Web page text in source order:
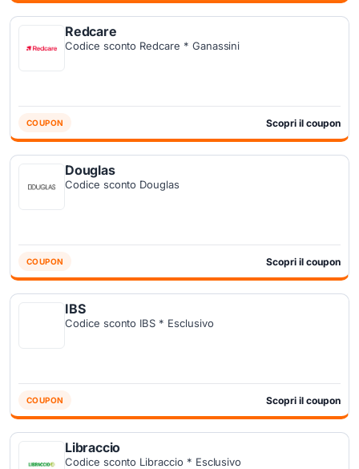
Redcare
Codice sconto Redcare * Ganassini
COUPON Scopri il coupon
Douglas
Codice sconto Douglas
COUPON Scopri il coupon
IBS
Codice sconto IBS * Esclusivo
COUPON Scopri il coupon
Libraccio
Codice sconto Libraccio * Esclusivo